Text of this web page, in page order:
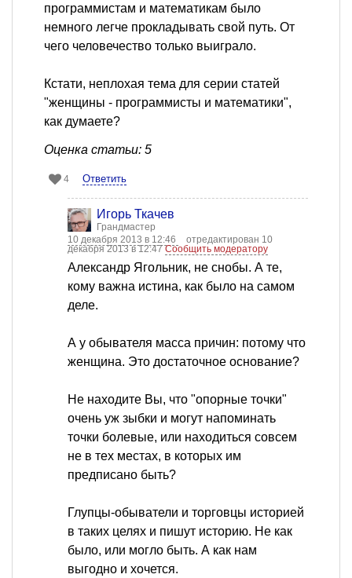
программистам и математикам было
немного легче прокладывать свой путь. От
чего человечество только выиграло.
Кстати, неплохая тема для серии статей
"женщины - программисты и математики",
как думаете?
Оценка статьи: 5
4 Ответить
Игорь Ткачев
Грандмастер
10 декабря 2013 в 12:46
отредактирован 10
декабря 2013 в 12:47Сообщить модератору
Александр Ягольник, не снобы. А те,
кому важна истина, как было на самом
деле.
А у обывателя масса причин: потому что
женщина. Это достаточное основание?
Не находите Вы, что "опорные точки"
очень уж зыбки и могут напоминать
точки болевые, или находиться совсем
не в тех местах, в которых им
предписано быть?
Глупцы-обыватели и торговцы историей
в таких целях и пишут историю. Не как
было, или могло быть. А как нам
выгодно и хочется.